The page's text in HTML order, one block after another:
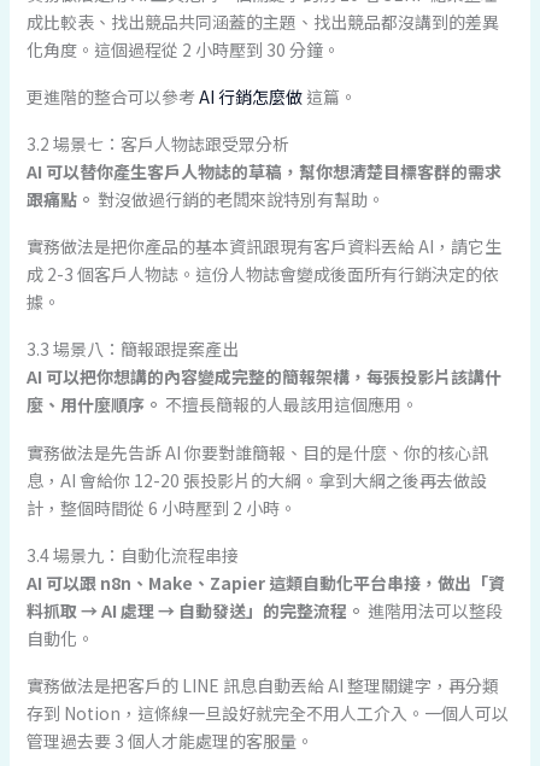
成比較表、找出競品共同涵蓋的主題、找出競品都沒講到的差異
化角度。這個過程從 2 小時壓到 30 分鐘。
更進階的整合可以參考AI 行銷怎麼做這篇。
3.2 場景七：客戶人物誌跟受眾分析
AI 可以替你產生客戶人物誌的草稿，幫你想清楚目標客群的需求
跟痛點。 對沒做過行銷的老闆來說特別有幫助。
實務做法是把你產品的基本資訊跟現有客戶資料丟給 AI，請它生
成 2-3 個客戶人物誌。這份人物誌會變成後面所有行銷決定的依
據。
3.3 場景八：簡報跟提案產出
AI 可以把你想講的內容變成完整的簡報架構，每張投影片該講什
麼、用什麼順序。 不擅長簡報的人最該用這個應用。
實務做法是先告訴 AI 你要對誰簡報、目的是什麼、你的核心訊
息，AI 會給你 12-20 張投影片的大綱。拿到大綱之後再去做設
計，整個時間從 6 小時壓到 2 小時。
3.4 場景九：自動化流程串接
AI 可以跟 n8n、Make、Zapier 這類自動化平台串接，做出「資
料抓取 → AI 處理 → 自動發送」的完整流程。 進階用法可以整段
自動化。
實務做法是把客戶的 LINE 訊息自動丟給 AI 整理關鍵字，再分類
存到 Notion，這條線一旦設好就完全不用人工介入。一個人可以
管理過去要 3 個人才能處理的客服量。